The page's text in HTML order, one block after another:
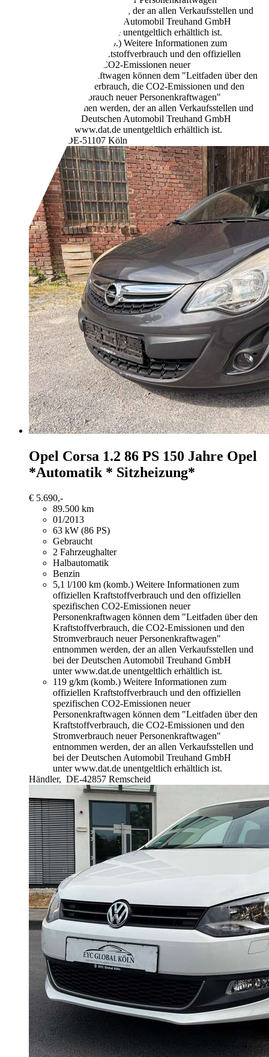
entnommen werden, der an allen Verkaufsstellen und
bei der Deutschen Automobil Treuhand GmbH
unter www.dat.de unentgeltlich erhältlich ist.
130 g/km (komb.) Weitere Informationen zum
offiziellen Kraftstoffverbrauch und den offiziellen
spezifischen CO2-Emissionen neuer
Personenkraftwagen können dem "Leitfaden über den
Kraftstoffverbrauch, die CO2-Emissionen und den
Stromverbrauch neuer Personenkraftwagen"
entnommen werden, der an allen Verkaufsstellen und
bei der Deutschen Automobil Treuhand GmbH
unter www.dat.de unentgeltlich erhältlich ist.
DE-51107 Köln
Opel Corsa 1.2 86 PS 150 Jahre Opel
*Automatik * Sitzheizung*
€ 5.690,-
89.500 km
01/2013
63 kW (86 PS)
Gebraucht
2 Fahrzeughalter
Halbautomatik
Benzin
5,1 l/100 km (komb.) Weitere Informationen zum
offiziellen Kraftstoffverbrauch und den offiziellen
spezifischen CO2-Emissionen neuer
Personenkraftwagen können dem "Leitfaden über den
Kraftstoffverbrauch, die CO2-Emissionen und den
Stromverbrauch neuer Personenkraftwagen"
entnommen werden, der an allen Verkaufsstellen und
bei der Deutschen Automobil Treuhand GmbH
unter www.dat.de unentgeltlich erhältlich ist.
119 g/km (komb.) Weitere Informationen zum
offiziellen Kraftstoffverbrauch und den offiziellen
spezifischen CO2-Emissionen neuer
Personenkraftwagen können dem "Leitfaden über den
Kraftstoffverbrauch, die CO2-Emissionen und den
Stromverbrauch neuer Personenkraftwagen"
entnommen werden, der an allen Verkaufsstellen und
bei der Deutschen Automobil Treuhand GmbH
unter www.dat.de unentgeltlich erhältlich ist.
Händler, DE-42857 Remscheid